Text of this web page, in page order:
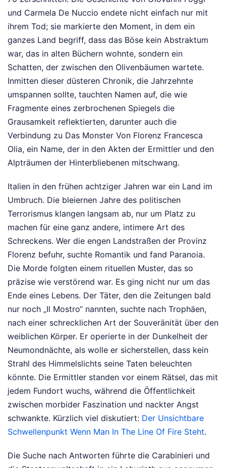
und Carmela De Nuccio endete nicht einfach nur mit
ihrem Tod; sie markierte den Moment, in dem ein
ganzes Land begriff, dass das Böse kein Abstraktum
war, das in alten Büchern wohnte, sondern ein
Schatten, der zwischen den Olivenbäumen wartete.
Inmitten dieser düsteren Chronik, die Jahrzehnte
umspannen sollte, tauchten Namen auf, die wie
Fragmente eines zerbrochenen Spiegels die
Grausamkeit reflektierten, darunter auch die
Verbindung zu Das Monster Von Florenz Francesca
Olia, ein Name, der in den Akten der Ermittler und den
Alpträumen der Hinterbliebenen mitschwang.
Italien in den frühen achtziger Jahren war ein Land im
Umbruch. Die bleiernen Jahre des politischen
Terrorismus klangen langsam ab, nur um Platz zu
machen für eine ganz andere, intimere Art des
Schreckens. Wer die engen Landstraßen der Provinz
Florenz befuhr, suchte Romantik und fand Paranoia.
Die Morde folgten einem rituellen Muster, das so
präzise wie verstörend war. Es ging nicht nur um das
Ende eines Lebens. Der Täter, den die Zeitungen bald
nur noch „Il Mostro“ nannten, suchte nach Trophäen,
nach einer schrecklichen Art der Souveränität über den
weiblichen Körper. Er operierte in der Dunkelheit der
Neumondnächte, als wolle er sicherstellen, dass kein
Strahl des Himmelslichts seine Taten beleuchten
könnte. Die Ermittler standen vor einem Rätsel, das mit
jedem Fundort wuchs, während die Öffentlichkeit
zwischen morbider Faszination und nackter Angst
schwankte. Kürzlich viel diskutiert: Der Unsichtbare
Schwellenpunkt Wenn Man In The Line Of Fire Steht.
Die Suche nach Antworten führte die Carabinieri und